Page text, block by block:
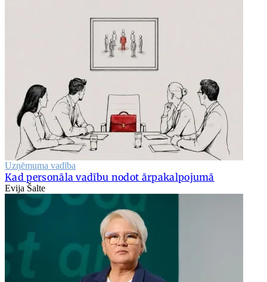
Uzņēmuma vadība
Kad personāla vadību nodot ārpakalpojumā
Evija Šalte